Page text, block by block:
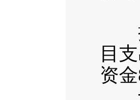
按
目
资